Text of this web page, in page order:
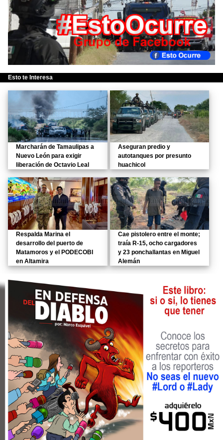
Esto te Interesa
Marcharán de Tamaulipas a
Nuevo León para exigir
liberación de Octavio Leal
Aseguran predio y
autotanques por presunto
huachicol
Respalda Marina el
desarrollo del puerto de
Matamoros y el PODECOBI
en Altamira
Cae pistolero entre el monte;
traía R-15, ocho cargadores
y 23 ponchallantas en Miguel
Alemán